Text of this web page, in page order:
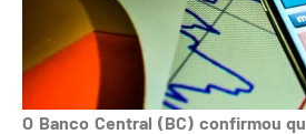
O Banco Central (BC) confirmou